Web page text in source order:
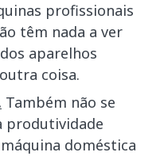
profissionais
têm nada a ver
aparelhos
coisa.
Também não se
produtividade
doméstica